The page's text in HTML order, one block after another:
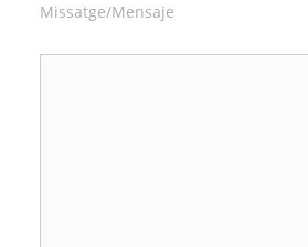
Missatge/Mensaje